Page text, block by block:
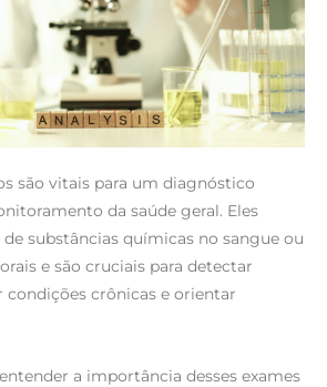
são vitais para um diagnóstico
da saúde geral. Eles
substâncias químicas no sangue ou
e são cruciais para detectar
condições crônicas e orientar
a importância desses exames